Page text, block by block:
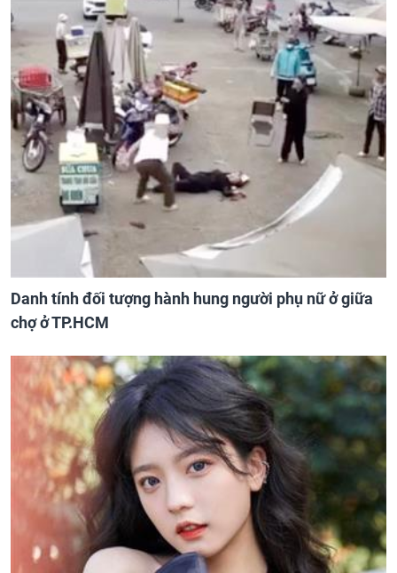
Danh tính đối tượng hành hung người phụ nữ ở giữa
chợ ở TP.HCM